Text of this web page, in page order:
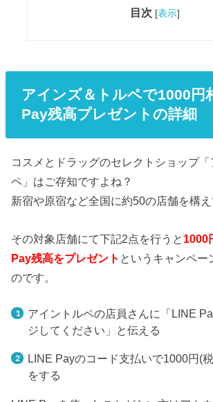
目次 [表示]
アインズ＆トルペで1000円
Pay残高プレゼントの詳細
コスメとドラッグのセレクトショップ
ペ」はご存知ですよね？
新宿や原宿など全国に約50の店舗を構え
その対象店舗にて下記2点を行うと 1000
Pay残高をプレゼント というキャンペー
のです。
アイントルペの店員さんに「LINE
ジしてください」と伝える
LINE Payのコード支払いで1000円(
をする